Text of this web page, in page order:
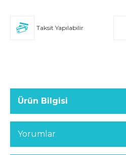
Taksit Yapılabilir
Ürün Bilgisi
Yorumlar